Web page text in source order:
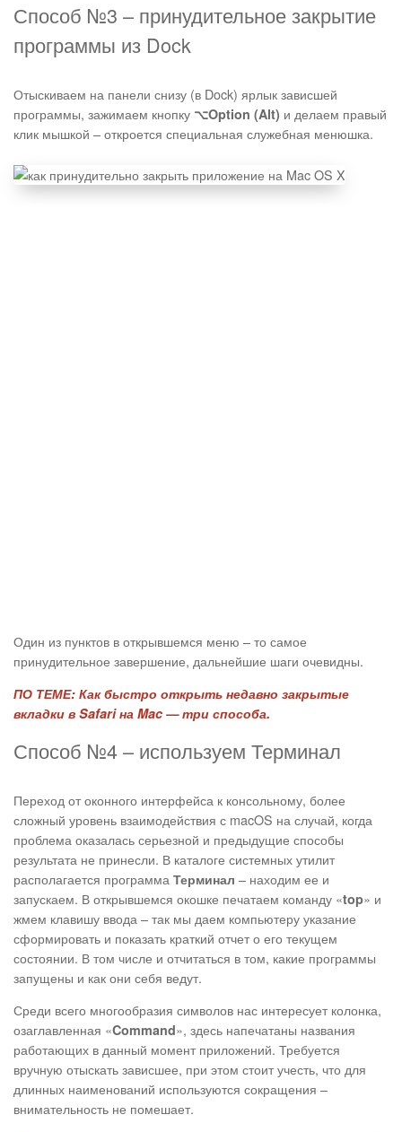
Способ №3 – принудительное закрытие
программы из Dock
Отыскиваем на панели снизу (в Dock) ярлык зависшей
программы, зажимаем кнопку ⌥Option (Alt) и делаем правый
клик мышкой – откроется специальная служебная менюшка.
Один из пунктов в открывшемся меню – то самое
принудительное завершение, дальнейшие шаги очевидны.
ПО ТЕМЕ: Как быстро открыть недавно закрытые
вкладки в Safari на Mac — три способа.
Способ №4 – используем Терминал
Переход от оконного интерфейса к консольному, более
сложный уровень взаимодействия с macOS на случай, когда
проблема оказалась серьезной и предыдущие способы
результата не принесли. В каталоге системных утилит
располагается программа Терминал – находим ее и
запускаем. В открывшемся окошке печатаем команду «top» и
жмем клавишу ввода – так мы даем компьютеру указание
сформировать и показать краткий отчет о его текущем
состоянии. В том числе и отчитаться в том, какие программы
запущены и как они себя ведут.
Среди всего многообразия символов нас интересует колонка,
озаглавленная «Command», здесь напечатаны названия
работающих в данный момент приложений. Требуется
вручную отыскать зависшее, при этом стоит учесть, что для
длинных наименований используются сокращения –
внимательность не помешает.